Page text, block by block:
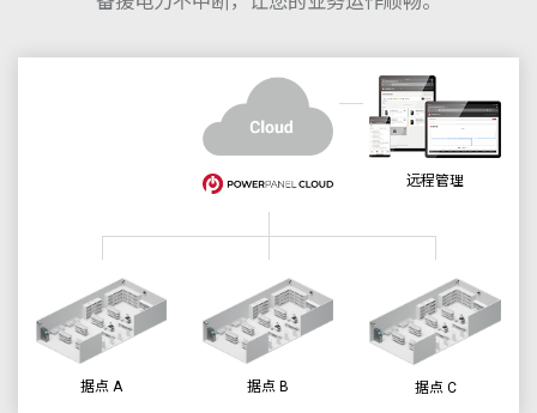
远程管理
据点 A 据点 B 据点 C